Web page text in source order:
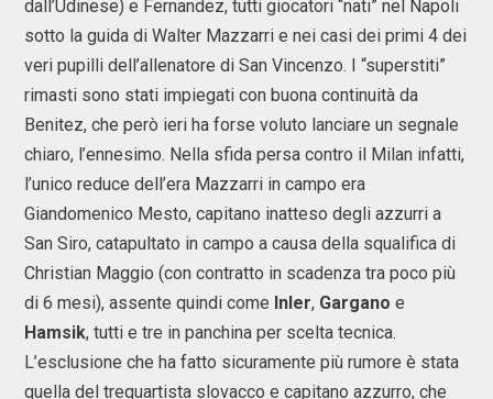
dall’Udinese) e Fernandez, tutti giocatori “nati” nel Napoli
sotto la guida di Walter Mazzarri e nei casi dei primi 4 dei
veri pupilli dell’allenatore di San Vincenzo. I “superstiti”
rimasti sono stati impiegati con buona continuità da
Benitez, che però ieri ha forse voluto lanciare un segnale
chiaro, l’ennesimo. Nella sfida persa contro il Milan infatti,
l’unico reduce dell’era Mazzarri in campo era
Giandomenico Mesto, capitano inatteso degli azzurri a
San Siro, catapultato in campo a causa della squalifica di
Christian Maggio (con contratto in scadenza tra poco più
di 6 mesi), assente quindi come Inler, Gargano e
Hamsik, tutti e tre in panchina per scelta tecnica.
L’esclusione che ha fatto sicuramente più rumore è stata
quella del trequartista slovacco e capitano azzurro, che